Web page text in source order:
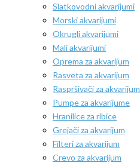
Slatkovodni akvarijumi
Morski akvarijumi
Okrugli akvarijumi
Mali akvarijumi
Oprema za akvarijum
Rasveta za akvarijum
Raspršivači za akvarijum
Pumpe za akvarijume
Hranilice za ribice
Grejači za akvarijum
Filteri za akvarijum
Crevo za akvarijum